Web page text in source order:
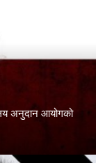
अनुदान आयोगको